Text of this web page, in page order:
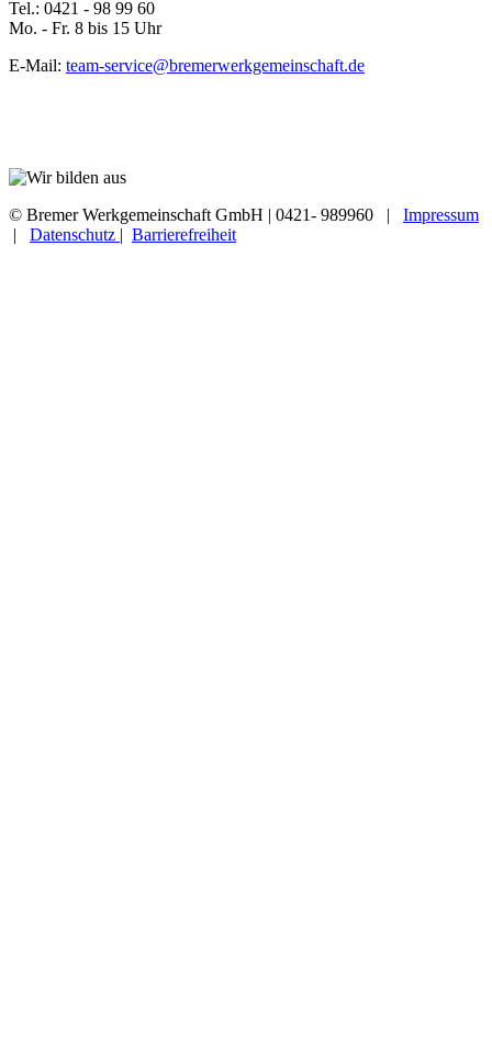
Tel.: 0421 - 98 99 60
Mo. - Fr. 8 bis 15 Uhr
E-Mail: team-service@bremerwerkgemeinschaft.de
© Bremer Werkgemeinschaft GmbH | 0421- 989960 | Impressum
| Datenschutz | Barrierefreiheit